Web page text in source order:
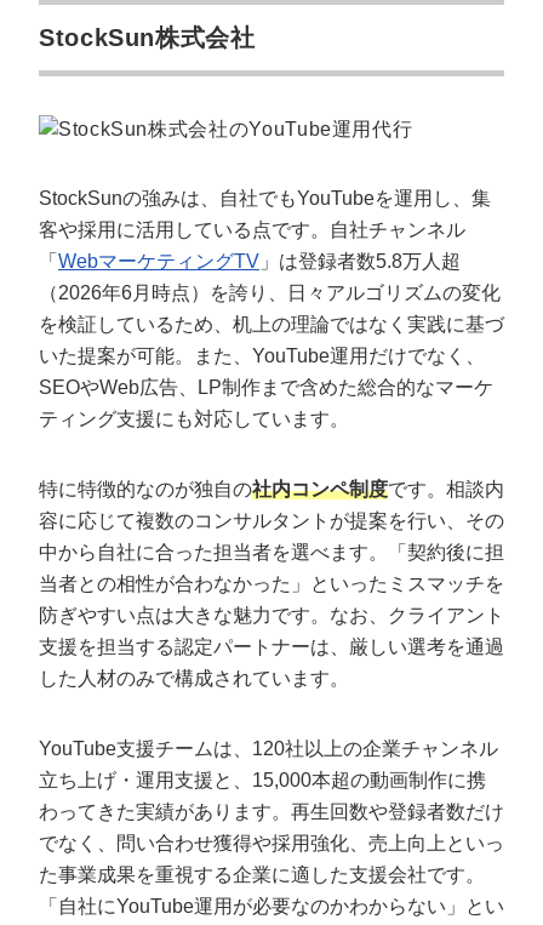
きますか？
撮影は自社オフィスでできますか？
か？
か？
まとめ｜広島のYouTube運用代行は「自社
に合う会社選び」が成功の鍵
StockSun株式会社
StockSunの強みは、自社でもYouTubeを運用し、集
客や採用に活用している点です。自社チャンネル
「 WebマーケティングTV 」は登録者数5.8万人超
（2026年6月時点）を誇り、日々アルゴリズムの変化
を検証しているため、机上の理論ではなく実践に基づ
いた提案が可能。また、YouTube運用だけでなく、
SEOやWeb広告、LP制作まで含めた総合的なマーケ
ティング支援にも対応しています。
特に特徴的なのが独自の社内コンペ制度です。相談内
容に応じて複数のコンサルタントが提案を行い、その
中から自社に合った担当者を選べます。「契約後に担
当者との相性が合わなかった」といったミスマッチを
防ぎやすい点は大きな魅力です。なお、クライアント
支援を担当する認定パートナーは、厳しい選考を通過
した人材のみで構成されています。
YouTube支援チームは、120社以上の企業チャンネル
立ち上げ・運用支援と、15,000本超の動画制作に携
わってきた実績があります。再生回数や登録者数だけ
でなく、問い合わせ獲得や採用強化、売上向上といっ
た事業成果を重視する企業に適した支援会社です。
「自社にYouTube運用が必要なのかわからない」とい